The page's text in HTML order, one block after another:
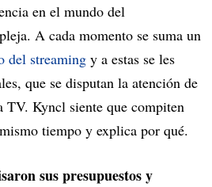
en el mundo del
A cada momento se suma un
del streaming y a estas se les
que se disputan la atención de
TV. Kyncl siente que compiten
tiempo y explica por qué.
sus presupuestos y